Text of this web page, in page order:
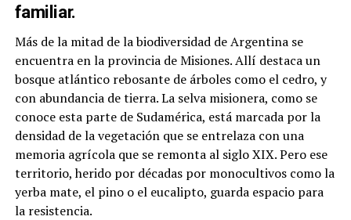
familiar.
Más de la mitad de la biodiversidad de Argentina se
encuentra en la provincia de Misiones. Allí destaca un
bosque atlántico rebosante de árboles como el cedro, y
con abundancia de tierra. La selva misionera, como se
conoce esta parte de Sudamérica, está marcada por la
densidad de la vegetación que se entrelaza con una
memoria agrícola que se remonta al siglo XIX. Pero ese
territorio, herido por décadas por monocultivos como la
yerba mate, el pino o el eucalipto, guarda espacio para
la resistencia.